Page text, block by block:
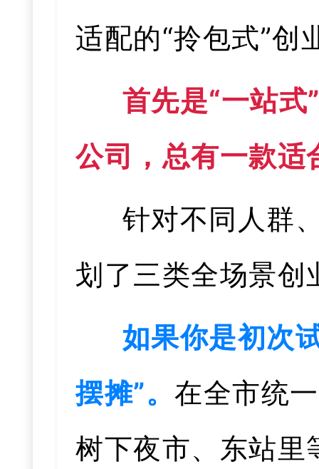
适配的“拎包式”创
首先是“一站
公司，总有一款适
针对不同人群
划了三类全场景创
如果你是初次
摆摊”。 在全市统
树下夜市、东站里